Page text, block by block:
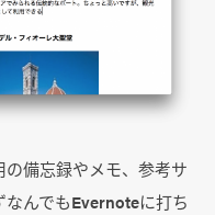
備忘録やメモ、参考サ
んでもEvernoteに打ち